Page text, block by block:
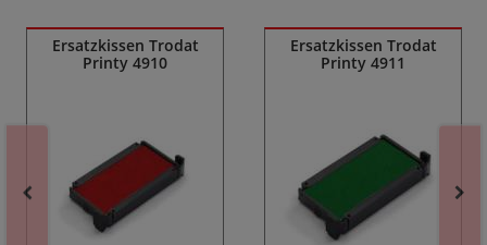
Ersatzkissen Trodat
Printy 4910
Ersatzkissen Trodat
Printy 4911